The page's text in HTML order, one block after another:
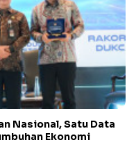
Nasional, Satu Data
Ekonomi